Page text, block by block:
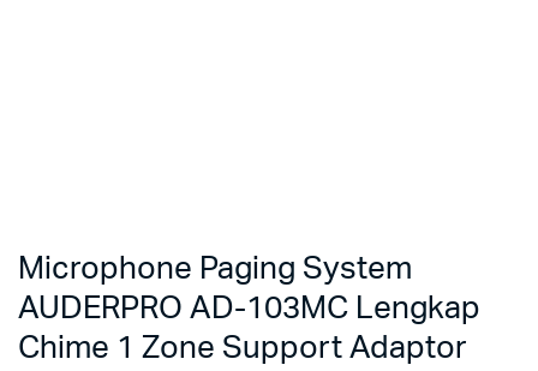
Microphone Paging System
AUDERPRO AD-103MC Lengkap
Chime 1 Zone Support Adaptor